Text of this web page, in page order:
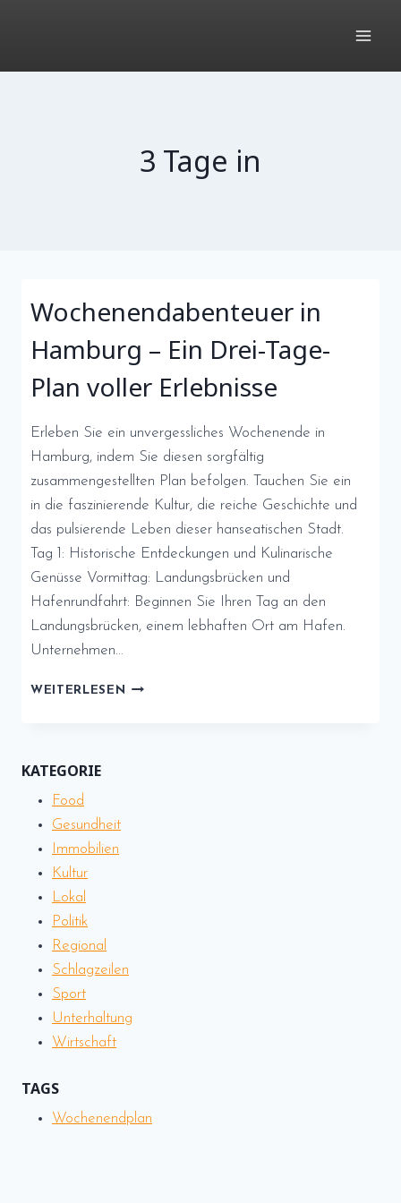
3 Tage in
Wochenendabenteuer in
Hamburg – Ein Drei-Tage-
Plan voller Erlebnisse
Erleben Sie ein unvergessliches Wochenende in
Hamburg, indem Sie diesen sorgfältig
zusammengestellten Plan befolgen. Tauchen Sie ein
in die faszinierende Kultur, die reiche Geschichte und
das pulsierende Leben dieser hanseatischen Stadt.
Tag 1: Historische Entdeckungen und Kulinarische
Genüsse Vormittag: Landungsbrücken und
Hafenrundfahrt: Beginnen Sie Ihren Tag an den
Landungsbrücken, einem lebhaften Ort am Hafen.
Unternehmen…
WEITERLESEN WOCHENENDABENTEUER
KATEGORIE
Food
Gesundheit
Immobilien
Kultur
Lokal
Politik
Regional
Schlagzeilen
Sport
Unterhaltung
Wirtschaft
TAGS
Wochenendplan